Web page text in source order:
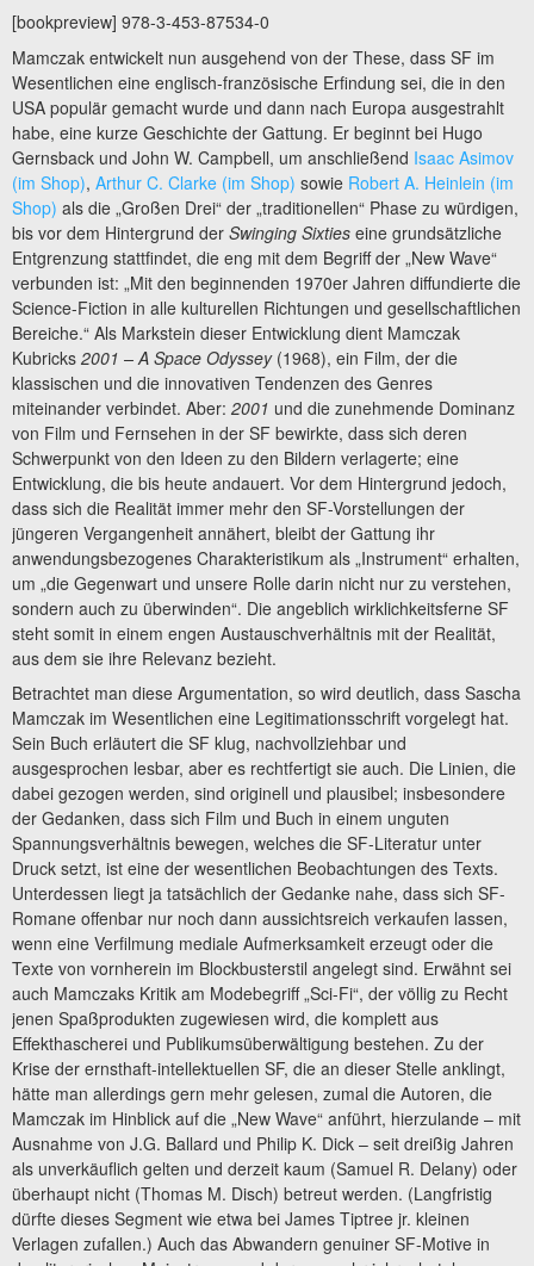
[bookpreview] 978-3-453-87534-0
Mamczak entwickelt nun ausgehend von der These, dass SF im
Wesentlichen eine englisch-französische Erfindung sei, die in den
USA populär gemacht wurde und dann nach Europa ausgestrahlt
habe, eine kurze Geschichte der Gattung. Er beginnt bei Hugo
Gernsback und John W. Campbell, um anschließend Isaac Asimov
(im Shop), Arthur C. Clarke (im Shop) sowie Robert A. Heinlein (im
Shop) als die „Großen Drei“ der „traditionellen“ Phase zu würdigen,
bis vor dem Hintergrund der Swinging Sixties eine grundsätzliche
Entgrenzung stattfindet, die eng mit dem Begriff der „New Wave“
verbunden ist: „Mit den beginnenden 1970er Jahren diffundierte die
Science-Fiction in alle kulturellen Richtungen und gesellschaftlichen
Bereiche.“ Als Markstein dieser Entwicklung dient Mamczak
Kubricks 2001 – A Space Odyssey (1968), ein Film, der die
klassischen und die innovativen Tendenzen des Genres
miteinander verbindet. Aber: 2001 und die zunehmende Dominanz
von Film und Fernsehen in der SF bewirkte, dass sich deren
Schwerpunkt von den Ideen zu den Bildern verlagerte; eine
Entwicklung, die bis heute andauert. Vor dem Hintergrund jedoch,
dass sich die Realität immer mehr den SF-Vorstellungen der
jüngeren Vergangenheit annähert, bleibt der Gattung ihr
anwendungsbezogenes Charakteristikum als „Instrument“ erhalten,
um „die Gegenwart und unsere Rolle darin nicht nur zu verstehen,
sondern auch zu überwinden“. Die angeblich wirklichkeitsferne SF
steht somit in einem engen Austauschverhältnis mit der Realität,
aus dem sie ihre Relevanz bezieht.
Betrachtet man diese Argumentation, so wird deutlich, dass Sascha
Mamczak im Wesentlichen eine Legitimationsschrift vorgelegt hat.
Sein Buch erläutert die SF klug, nachvollziehbar und
ausgesprochen lesbar, aber es rechtfertigt sie auch. Die Linien, die
dabei gezogen werden, sind originell und plausibel; insbesondere
der Gedanken, dass sich Film und Buch in einem unguten
Spannungsverhältnis bewegen, welches die SF-Literatur unter
Druck setzt, ist eine der wesentlichen Beobachtungen des Texts.
Unterdessen liegt ja tatsächlich der Gedanke nahe, dass sich SF-
Romane offenbar nur noch dann aussichtsreich verkaufen lassen,
wenn eine Verfilmung mediale Aufmerksamkeit erzeugt oder die
Texte von vornherein im Blockbusterstil angelegt sind. Erwähnt sei
auch Mamczaks Kritik am Modebegriff „Sci-Fi“, der völlig zu Recht
jenen Spaßprodukten zugewiesen wird, die komplett aus
Effekthascherei und Publikumsüberwältigung bestehen. Zu der
Krise der ernsthaft-intellektuellen SF, die an dieser Stelle anklingt,
hätte man allerdings gern mehr gelesen, zumal die Autoren, die
Mamczak im Hinblick auf die „New Wave“ anführt, hierzulande – mit
Ausnahme von J.G. Ballard und Philip K. Dick – seit dreißig Jahren
als unverkäuflich gelten und derzeit kaum (Samuel R. Delany) oder
überhaupt nicht (Thomas M. Disch) betreut werden. (Langfristig
dürfte dieses Segment wie etwa bei James Tiptree jr. kleinen
Verlagen zufallen.) Auch das Abwandern genuiner SF-Motive in